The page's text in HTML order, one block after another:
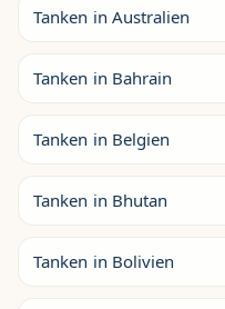
Tanken in Australien
Tanken in Bahrain
Tanken in Belgien
Tanken in Bhutan
Tanken in Bolivien